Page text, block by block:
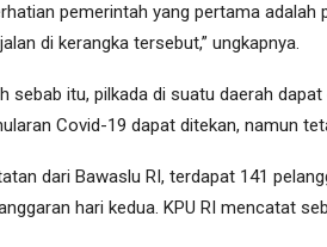
pemerintah yang pertama
di kerangka tersebut,” ungkapnya.
sebab itu, pilkada di suatu daerah
Covid-19 dapat ditekan, namun
dari Bawaslu RI, terdapat 141
hari kedua. KPU RI mencatat